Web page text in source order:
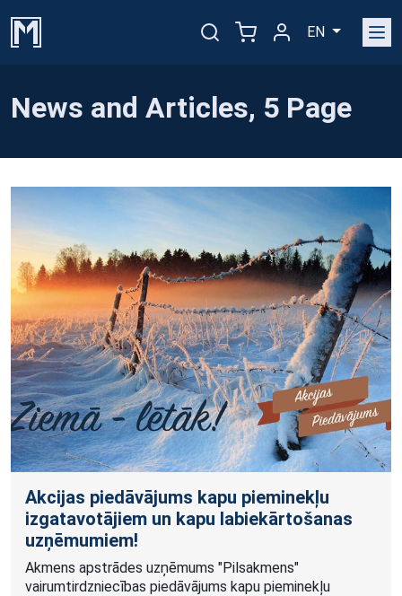
EN
News and Articles, 5 Page
Akcijas piedāvājums kapu pieminekļu
izgatavotājiem un kapu labiekārtošanas
uzņēmumiem!
Akmens apstrādes uzņēmums "Pilsakmens"
vairumtirdzniecības piedāvājums kapu pieminekļu